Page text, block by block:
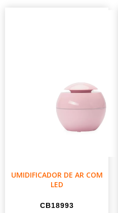
UMIDIFICADOR DE AR COM
LED
CB18993